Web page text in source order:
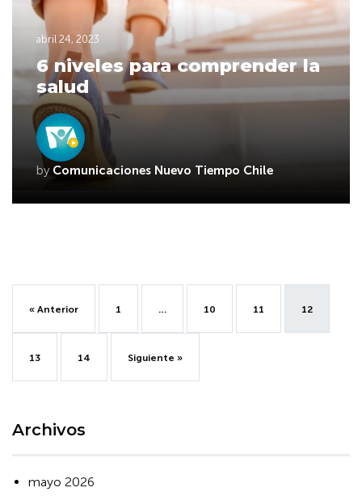
abril 24, 2023
6 niveles para comprender la
salud
by Comunicaciones Nuevo Tiempo Chile
« Anterior 1 … 10 11 12
13 14 Siguiente »
Archivos
mayo 2026